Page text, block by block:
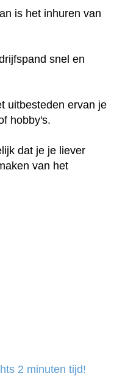
is het inhuren van
snel en
uitbesteden ervan je
hobby's.
dat je je liever
van het
2 minuten tijd!